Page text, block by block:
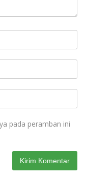
pada peramban ini